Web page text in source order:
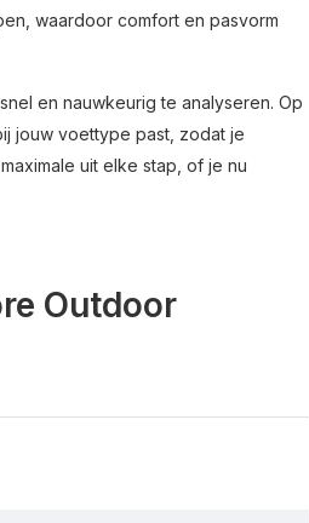
waardoor comfort en pasvorm
en nauwkeurig te analyseren. Op
jouw voettype past, zodat je
uit elke stap, of je nu
Outdoor